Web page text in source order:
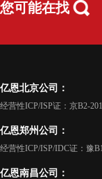
您可能在找
亿恩北京公司：
经营性ICP/ISP证：京B2-
亿恩郑州公司：
经营性ICP/ISP/IDC证：豫
亿恩南昌公司：